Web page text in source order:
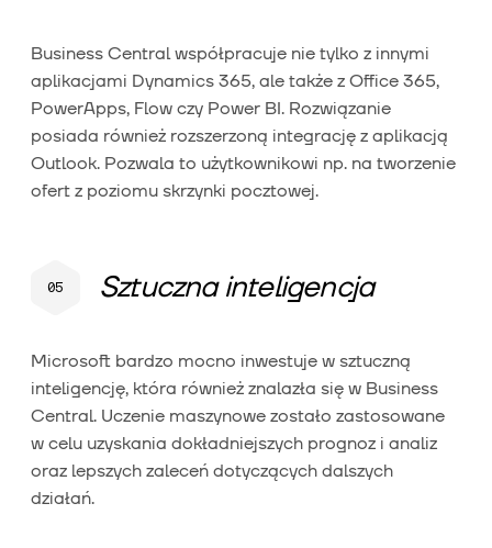
Business Central współpracuje nie tylko z innymi
aplikacjami Dynamics 365, ale także z Office 365,
PowerApps, Flow czy Power BI. Rozwiązanie
posiada również rozszerzoną integrację z aplikacją
Outlook. Pozwala to użytkownikowi np. na tworzenie
ofert z poziomu skrzynki pocztowej.
Sztuczna inteligencja
Microsoft bardzo mocno inwestuje w sztuczną
inteligencję, która również znalazła się w Business
Central. Uczenie maszynowe zostało zastosowane
w celu uzyskania dokładniejszych prognoz i analiz
oraz lepszych zaleceń dotyczących dalszych
działań.